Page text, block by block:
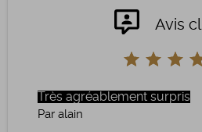
Avis
Très agréablement surpris
Par alain